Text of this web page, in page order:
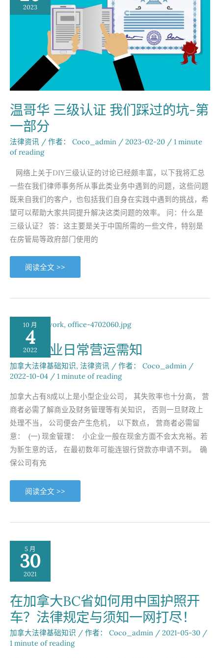
坑
（2）：
2023
温哥华 三级认证 我们踩过的坑-第
一部分
法律资讯 / 作者： Coco_admin / 2023-02-20 / 1 minute
of reading
网络上关于DIY三级认证的讨论已经颇丰富，以下我将汇总
一些在我们律师事务所从事此类业务中遇到的问题，这些问题
既来自我们的客户，也包括我们自身在实践中遇到的挑战，希
望可以帮助大家共同提升解决这类问题的效率。 问：什么是
三级认证？ 答：这主要是关于中国所需的一些文件，特别是
在房管局等政府部门使用的
温
哥
华
认
我
们
踩
过
的
坑-
第
一
部
分
阅读全文 >>
10 月
4
2022
小型企业日常营运需知
加拿大法律基础知识, 法律资讯 / 作者： Coco_admin /
2022-10-04 / 1 minute of reading
加拿大占有8成以上是小型企业公司， 其失败率也十分高， 营
商者必需了解商业及财务管理等有关知识， 否则一旦财政上
处理不当， 公司便会产生危机， 以下数点， 营商者必需留
意： (一) 现金管理： 小企业一般在现金方面不会太充裕。若
为新生意的话， 在最初数年可能连银行贷款亦申请不到。 确
保公司有充
小
型
企
常
运
需
知
阅读全文 >>
5 月
30
2021
在加拿大BC省如何用中国护照开
车？法律规定与须知一网打尽！
加拿大法律基础知识 / 作者： Coco_admin / 2021-05-30 /
1 minute of reading